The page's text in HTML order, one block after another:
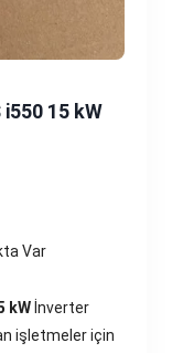
15 kW
Var
kW İnverter
işletmeler için